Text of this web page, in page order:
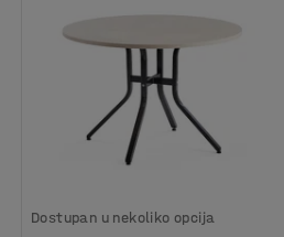
Dostupan u nekoliko opcija